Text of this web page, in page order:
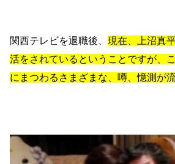
関西テレビを退職後、 現在、上沼真
活をされているということですが、
にまつわるさまざまな、噂、憶測が